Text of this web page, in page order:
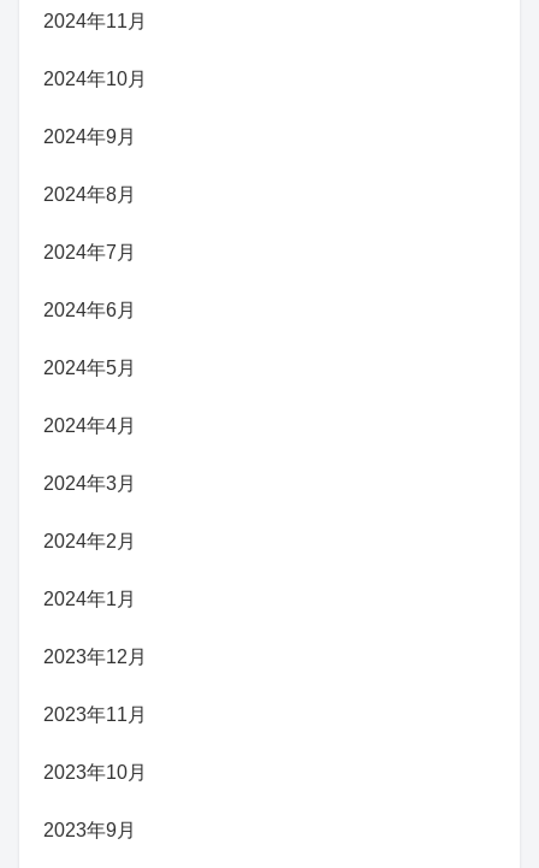
2024年11月
2024年10月
2024年9月
2024年8月
2024年7月
2024年6月
2024年5月
2024年4月
2024年3月
2024年2月
2024年1月
2023年12月
2023年11月
2023年10月
2023年9月